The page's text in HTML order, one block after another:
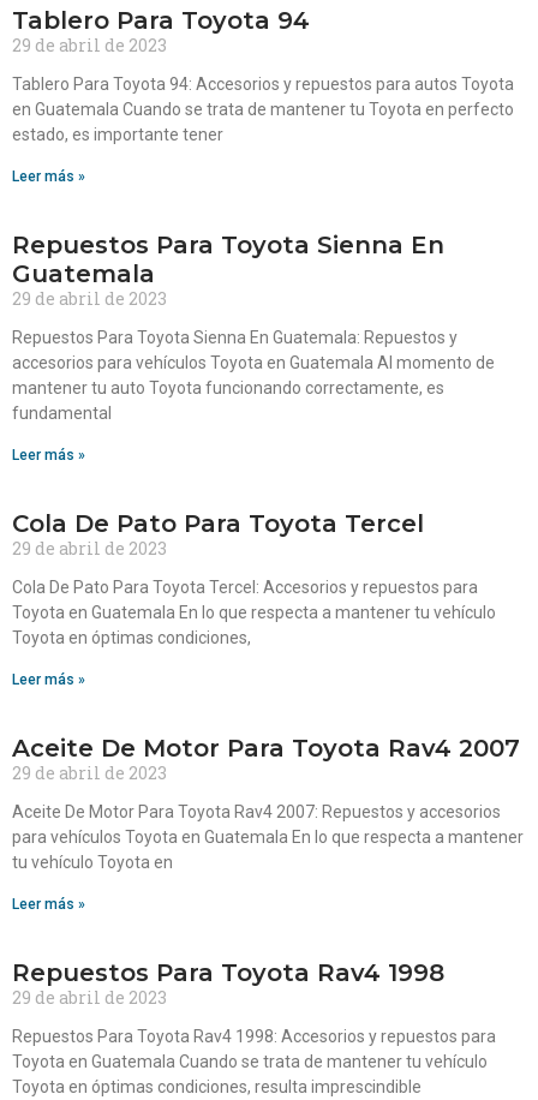
Tablero Para Toyota 94
29 de abril de 2023
Tablero Para Toyota 94: Accesorios y repuestos para autos Toyota
en Guatemala Cuando se trata de mantener tu Toyota en perfecto
estado, es importante tener
Leer más »
Repuestos Para Toyota Sienna En
Guatemala
29 de abril de 2023
Repuestos Para Toyota Sienna En Guatemala: Repuestos y
accesorios para vehículos Toyota en Guatemala Al momento de
mantener tu auto Toyota funcionando correctamente, es
fundamental
Leer más »
Cola De Pato Para Toyota Tercel
29 de abril de 2023
Cola De Pato Para Toyota Tercel: Accesorios y repuestos para
Toyota en Guatemala En lo que respecta a mantener tu vehículo
Toyota en óptimas condiciones,
Leer más »
Aceite De Motor Para Toyota Rav4 2007
29 de abril de 2023
Aceite De Motor Para Toyota Rav4 2007: Repuestos y accesorios
para vehículos Toyota en Guatemala En lo que respecta a mantener
tu vehículo Toyota en
Leer más »
Repuestos Para Toyota Rav4 1998
29 de abril de 2023
Repuestos Para Toyota Rav4 1998: Accesorios y repuestos para
Toyota en Guatemala Cuando se trata de mantener tu vehículo
Toyota en óptimas condiciones, resulta imprescindible